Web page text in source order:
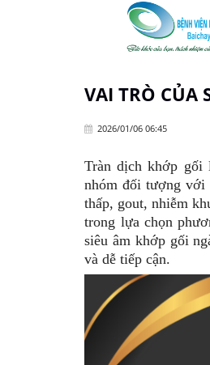
VAI TRÒ CỦA
2026/01/06 06:45
Tràn dịch khớp gối
nhóm đối tượng với
thấp, gout, nhiễm
trong lựa chọn
siêu âm khớp gối
và dễ tiếp cận.